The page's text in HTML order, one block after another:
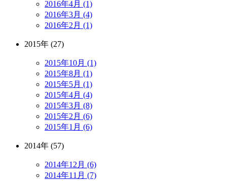
2016年4月 (1)
2016年3月 (4)
2016年2月 (1)
2015年 (27)
2015年10月 (1)
2015年8月 (1)
2015年5月 (1)
2015年4月 (4)
2015年3月 (8)
2015年2月 (6)
2015年1月 (6)
2014年 (57)
2014年12月 (6)
2014年11月 (7)